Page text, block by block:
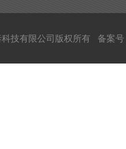
技有限公司版权所有 备案号